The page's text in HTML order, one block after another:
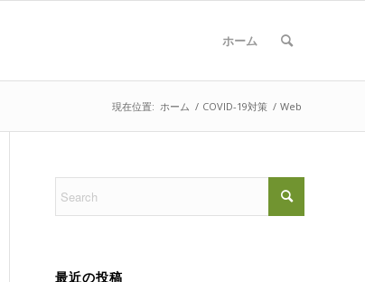
ホーム
現在位置: ホーム / COVID-19対策 / Web
最近の投稿